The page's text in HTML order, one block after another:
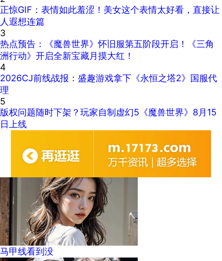
正惊GIF：表情如此羞涩！美女这个表情太好看，直接让
人遐想连篇
3
热点预告：《魔兽世界》怀旧服第五阶段开启！《三角
洲行动》开启全新宝藏月摸大红！
4
2026CJ前线战报：盛趣游戏拿下《永恒之塔2》国服代
理
5
版权问题随时下架？玩家自制虚幻5《魔兽世界》8月15
日上线
马甲线看到没